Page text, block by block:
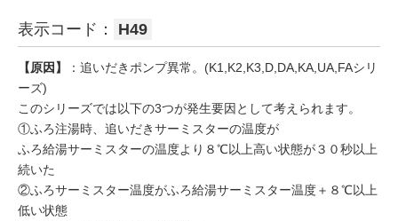
表示コード： H49
【原因】
：追いだきポンプ異常。(K1,K2,K3,D,DA,KA,UA,FAシリ
ーズ)
このシリーズでは以下の3つが発生要因として考えられます。
①ふろ注湯時、追いだきサーミスターの温度が
ふろ給湯サーミスターの温度より８℃以上高い状態が３０秒以上
続いた
②ふろサーミスター温度がふろ給湯サーミスター温度＋８℃以上
低い状態